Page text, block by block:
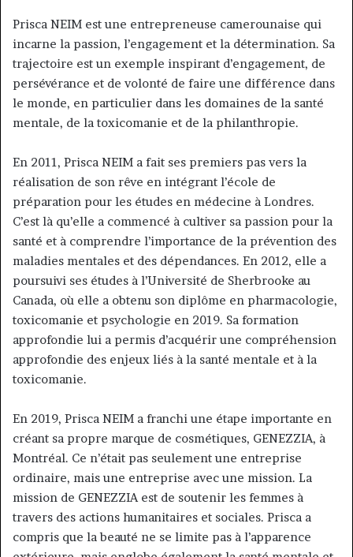
Prisca NEIM est une entrepreneuse camerounaise qui
incarne la passion, l’engagement et la détermination. Sa
trajectoire est un exemple inspirant d’engagement, de
persévérance et de volonté de faire une différence dans
le monde, en particulier dans les domaines de la santé
mentale, de la toxicomanie et de la philanthropie.
En 2011, Prisca NEIM a fait ses premiers pas vers la
réalisation de son rêve en intégrant l’école de
préparation pour les études en médecine à Londres.
C’est là qu’elle a commencé à cultiver sa passion pour la
santé et à comprendre l’importance de la prévention des
maladies mentales et des dépendances. En 2012, elle a
poursuivi ses études à l’Université de Sherbrooke au
Canada, où elle a obtenu son diplôme en pharmacologie,
toxicomanie et psychologie en 2019. Sa formation
approfondie lui a permis d’acquérir une compréhension
approfondie des enjeux liés à la santé mentale et à la
toxicomanie.
En 2019, Prisca NEIM a franchi une étape importante en
créant sa propre marque de cosmétiques, GENEZZIA, à
Montréal. Ce n’était pas seulement une entreprise
ordinaire, mais une entreprise avec une mission. La
mission de GENEZZIA est de soutenir les femmes à
travers des actions humanitaires et sociales. Prisca a
compris que la beauté ne se limite pas à l’apparence